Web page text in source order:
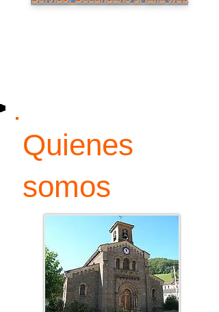
Quienes
somos